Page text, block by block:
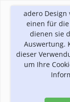
adero Design
einen für
dienen sie
Auswertung.
dieser
um Ihre